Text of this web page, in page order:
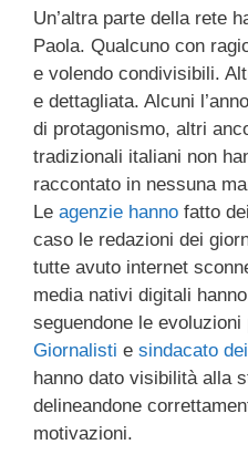
Un’altra parte della rete
Paola. Qualcuno con
e volendo condivisibili.
e dettagliata. Alcuni
di protagonismo, altri
tradizionali italiani non
raccontato in nessuna
Le agenzie hanno fatto
caso le redazioni dei
tutte avuto internet
media nativi digitali
seguendone le evoluzioni
Giornalisti e sindacato
hanno dato visibilità alla
delineandone
motivazioni.